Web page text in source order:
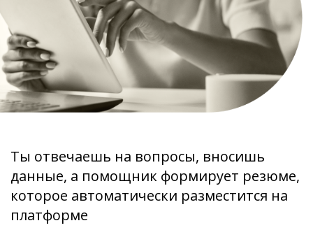
Ты отвечаешь на вопросы, вносишь
данные, а помощник формирует резюме,
которое автоматически разместится на
платформе